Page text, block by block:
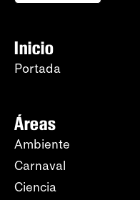
Inicio
Portada
Áreas
Ambiente
Carnaval
Ciencia